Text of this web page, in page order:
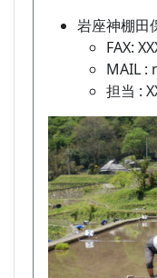
岩座神棚田
FAX:
MAIL :
担当 :